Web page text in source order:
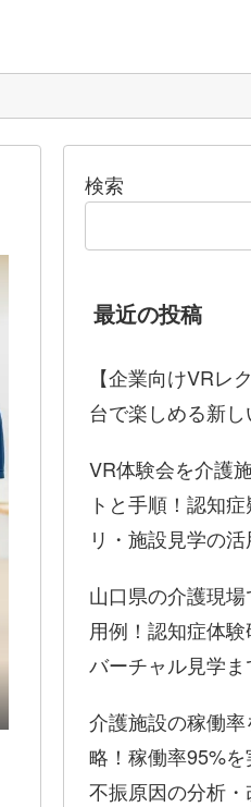
検索
最近の投稿
【企業向けVRレ
台で楽しめる新
VR体験会を介護
トと手順！認知
リ・施設見学の
山口県の介護現
用例！認知症体
バーチャル見学
介護施設の稼働
略！稼働率95%
不振原因の分析